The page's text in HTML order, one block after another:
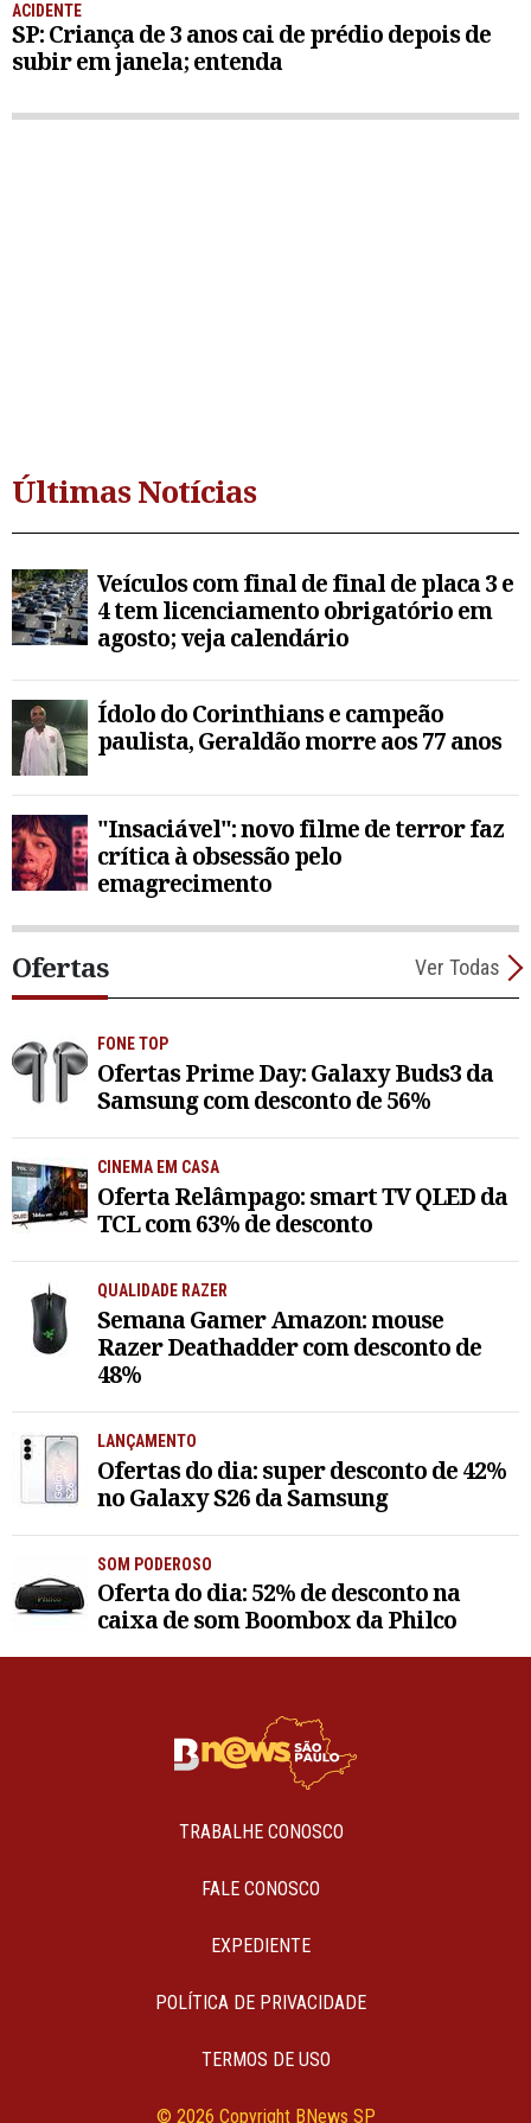
ACIDENTE
SP: Criança de 3 anos cai de prédio depois de
subir em janela; entenda
Últimas Notícias
Veículos com final de final de placa 3 e
4 tem licenciamento obrigatório em
agosto; veja calendário
Ídolo do Corinthians e campeão
paulista, Geraldão morre aos 77 anos
"Insaciável": novo filme de terror faz
crítica à obsessão pelo
emagrecimento
Ofertas Ver Todas
FONE TOP
Ofertas Prime Day: Galaxy Buds3 da
Samsung com desconto de 56%
CINEMA EM CASA
Oferta Relâmpago: smart TV QLED da
TCL com 63% de desconto
QUALIDADE RAZER
Semana Gamer Amazon: mouse
Razer Deathadder com desconto de
48%
LANÇAMENTO
Ofertas do dia: super desconto de 42%
no Galaxy S26 da Samsung
SOM PODEROSO
Oferta do dia: 52% de desconto na
caixa de som Boombox da Philco
TRABALHE CONOSCO
FALE CONOSCO
EXPEDIENTE
POLÍTICA DE PRIVACIDADE
TERMOS DE USO
© 2026 Copyright BNews SP